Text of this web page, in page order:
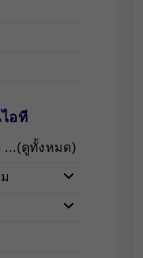
อที
…(ดูทั้งหมด)